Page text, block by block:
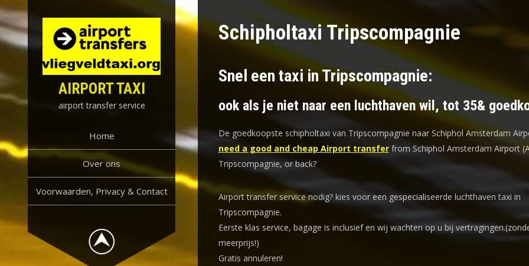
Skip
to
content
AIRPORT TAXI
airport transfer service
Home
Over ons
Voorwaarden, Privacy & Contact
Schipholtaxi Tripscompagnie
Snel een taxi in Tripscompagnie:
ook als je niet naar een luchthaven wil, tot 35&
De goedkoopste schipholtaxi van Tripscompagnie naar Schiphol Amsterdam
need a good and cheap Airport transferfrom Schiphol Amsterdam Airport
Tripscompagnie, or back?
Airport transfer service nodig? kies voor een gespecialiseerde luchthaven taxi in
Tripscompagnie.
Eerste klas service, bagage is inclusief en wij wachten op u bij
meerprijs!)
Gratis annuleren!